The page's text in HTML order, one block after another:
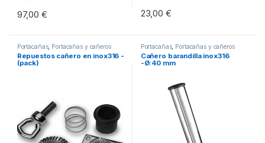
97,00 € 23,00 €
Portacañas, Portacañas y cañeros
Repuestos cañero en inox316 -
(pack)
Portacañas, Portacañas y cañeros
Cañero barandilla inox316
-Ø:40 mm